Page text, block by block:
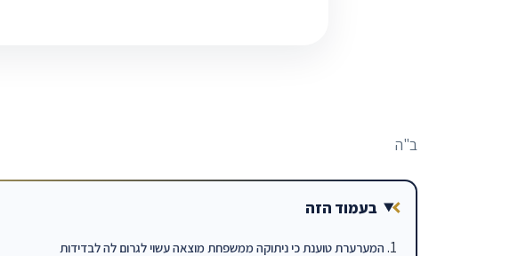
ב"ה
בעמוד הזה
המערערת טוענת כי ניתוקה ממשפחת מוצאה עשוי לגרום לה לבדידות